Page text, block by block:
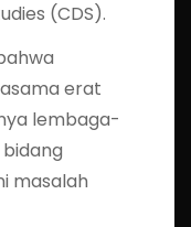
(CDS).
erat
lembaga-
masalah